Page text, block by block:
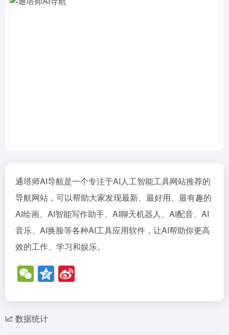
通塔师AI导航是一个专注于AI人工智能工具网站推荐的
导航网站，可以帮助大家发现最新、最好用、最有趣的
AI绘画、AI智能写作助手、AI聊天机器人 、AI配音、AI
音乐、AI换脸等各种AI工具应用软件，让AI帮助你更高
效的工作、学习和娱乐。
W
e
C
h
Q
z
o a
数据统计